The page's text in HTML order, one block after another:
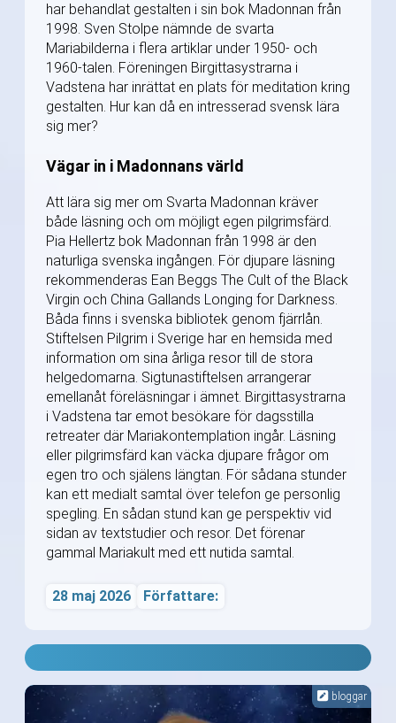
har behandlat gestalten i sin bok Madonnan från
1998. Sven Stolpe nämnde de svarta
Mariabilderna i flera artiklar under 1950- och
1960-talen. Föreningen Birgittasystrarna i
Vadstena har inrättat en plats för meditation kring
gestalten. Hur kan då en intresserad svensk lära
sig mer?
Vägar in i Madonnans värld
Att lära sig mer om Svarta Madonnan kräver
både läsning och om möjligt egen pilgrimsfärd.
Pia Hellertz bok Madonnan från 1998 är den
naturliga svenska ingången. För djupare läsning
rekommenderas Ean Beggs The Cult of the Black
Virgin och China Gallands Longing for Darkness.
Båda finns i svenska bibliotek genom fjärrlån.
Stiftelsen Pilgrim i Sverige har en hemsida med
information om sina årliga resor till de stora
helgedomarna. Sigtunastiftelsen arrangerar
emellanåt föreläsningar i ämnet. Birgittasystrarna
i Vadstena tar emot besökare för dagsstilla
retreater där Mariakontemplation ingår. Läsning
eller pilgrimsfärd kan väcka djupare frågor om
egen tro och själens längtan. För sådana stunder
kan ett medialt samtal över telefon ge personlig
spegling. En sådan stund kan ge perspektiv vid
sidan av textstudier och resor. Det förenar
gammal Mariakult med ett nutida samtal.
28 maj 2026 Författare:
bloggar